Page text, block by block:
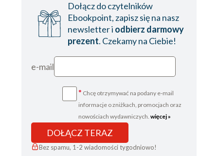
Dołącz do czytelników
Ebookpoint, zapisz się na nasz
newsletter i odbierz darmowy
prezent. Czekamy na Ciebie!
e-mail
* Chcę otrzymywać na podany e-mail
informacje o zniżkach, promocjach oraz
nowościach wydawniczych. więcej »
DOŁĄCZ TERAZ
Bez spamu, 1-2 wiadomości tygodniowo!